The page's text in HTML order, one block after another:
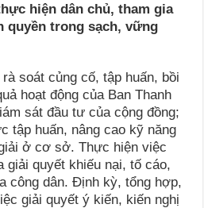
hiện dân chủ, tham gia
quyền trong sạch, vững
rà soát củng cố, tập huấn, bồi
hoạt động của Ban Thanh
sát đầu tư của cộng đồng;
tập huấn, nâng cao kỹ năng
ở cơ sở. Thực hiện việc
giải quyết khiếu nại, tố cáo,
công dân. Định kỳ, tổng hợp,
giải quyết ý kiến, kiến nghị